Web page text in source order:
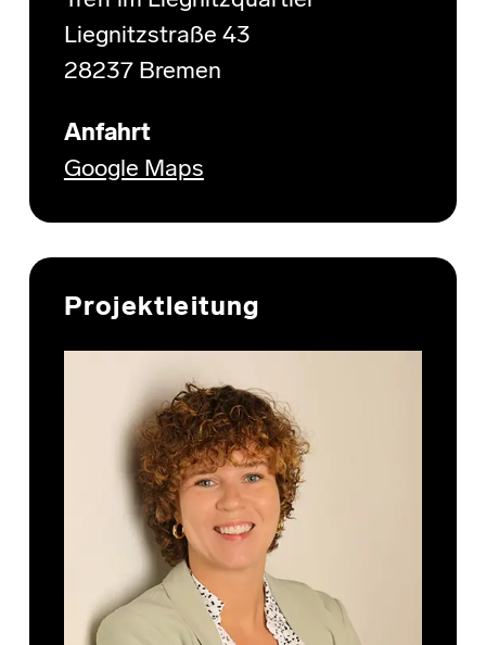
Liegnitzstraße 43
28237 Bremen
Anfahrt
Google Maps
Projektleitung